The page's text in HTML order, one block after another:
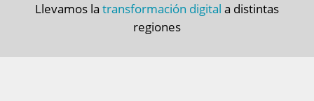
Llevamos la transformación digital a distintas
regiones